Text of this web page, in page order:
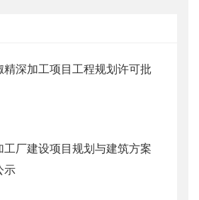
精深加工项目工程规划许可批
工厂建设项目规划与建筑方案
示